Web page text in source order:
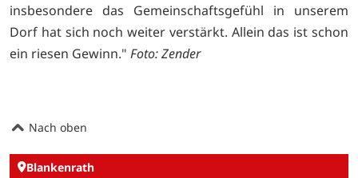
insbesondere das Gemeinschaftsgefühl in unserem
Dorf hat sich noch weiter verstärkt. Allein das ist schon
ein riesen Gewinn." Foto: Zender
Nach oben
Blankenrath